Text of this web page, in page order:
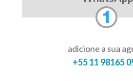
adicione a sua
+55 11 98165